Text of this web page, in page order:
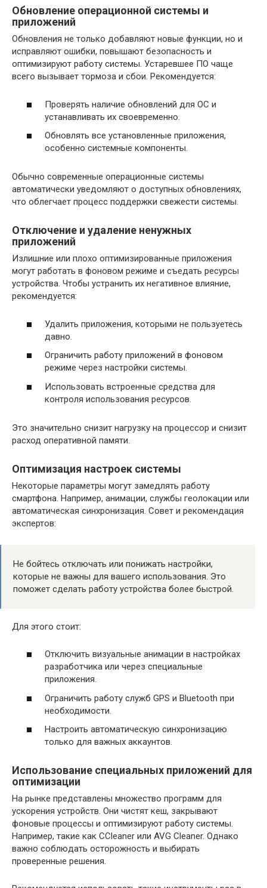
Обновление операционной системы и
приложений
Обновления не только добавляют новые функции, но и
исправляют ошибки, повышают безопасность и
оптимизируют работу системы. Устаревшее ПО чаще
всего вызывает тормоза и сбои. Рекомендуется:
Проверять наличие обновлений для ОС и
устанавливать их своевременно.
Обновлять все установленные приложения,
особенно системные компоненты.
Обычно современные операционные системы
автоматически уведомляют о доступных обновлениях,
что облегчает процесс поддержки свежести системы.
Отключение и удаление ненужных
приложений
Излишние или плохо оптимизированные приложения
могут работать в фоновом режиме и съедать ресурсы
устройства. Чтобы устранить их негативное влияние,
рекомендуется:
Удалить приложения, которыми не пользуетесь
давно.
Ограничить работу приложений в фоновом
режиме через настройки системы.
Использовать встроенные средства для
контроля использования ресурсов.
Это значительно снизит нагрузку на процессор и снизит
расход оперативной памяти.
Оптимизация настроек системы
Некоторые параметры могут замедлять работу
смартфона. Например, анимации, службы геолокации или
автоматическая синхронизация. Совет и рекомендация
экспертов:
Не бойтесь отключать или понижать настройки,
которые не важны для вашего использования. Это
поможет сделать работу устройства более быстрой.
Для этого стоит:
Отключить визуальные анимации в настройках
разработчика или через специальные
приложения.
Ограничить работу служб GPS и Bluetooth при
необходимости.
Настроить автоматическую синхронизацию
только для важных аккаунтов.
Использование специальных приложений для
оптимизации
На рынке представлены множество программ для
ускорения устройств. Они чистят кеш, закрывают
фоновые процессы и оптимизируют работу системы.
Например, такие как CCleaner или AVG Cleaner. Однако
важно соблюдать осторожность и выбирать
проверенные решения.